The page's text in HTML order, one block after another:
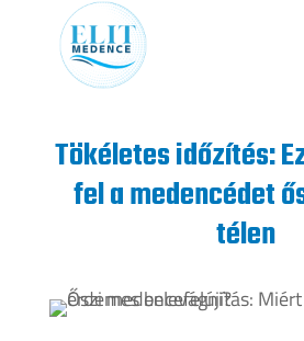
Tökéletes időzítés:
fel a medencédet
télen